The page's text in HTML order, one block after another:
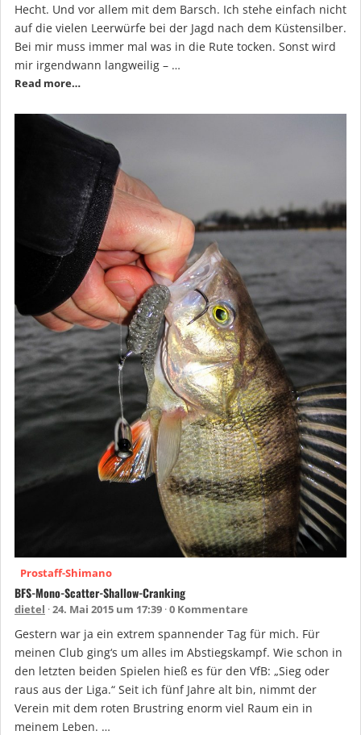
Hecht. Und vor allem mit dem Barsch. Ich stehe einfach nicht
auf die vielen Leerwürfe bei der Jagd nach dem Küstensilber.
Bei mir muss immer mal was in die Rute tocken. Sonst wird
mir irgendwann langweilig – …
Read more…
Prostaff-Shimano
BFS-Mono-Scatter-Shallow-Cranking
dietel 24. Mai 2015 um 17:39 0 Kommentare
Gestern war ja ein extrem spannender Tag für mich. Für
meinen Club ging‘s um alles im Abstiegskampf. Wie schon in
den letzten beiden Spielen hieß es für den VfB: „Sieg oder
raus aus der Liga.“ Seit ich fünf Jahre alt bin, nimmt der
Verein mit dem roten Brustring enorm viel Raum ein in
meinem Leben. …